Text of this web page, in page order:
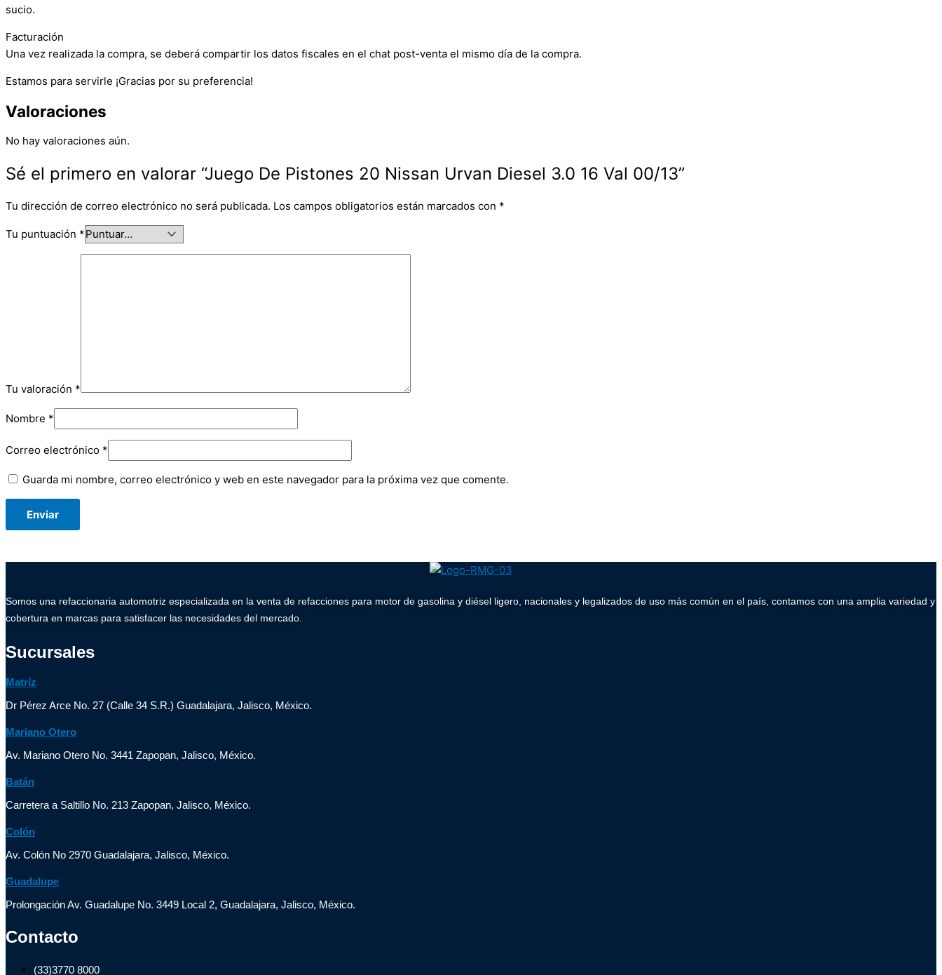
sucio.
Facturación
Una vez realizada la compra, se deberá compartir los datos fiscales en el chat post-venta el mismo día de la compra.
Estamos para servirle ¡Gracias por su preferencia!
Valoraciones
No hay valoraciones aún.
Sé el primero en valorar “Juego De Pistones 20 Nissan Urvan Diesel 3.0 16 Val 00/13”
Tu dirección de correo electrónico no será publicada. Los campos obligatorios están marcados con *
Tu puntuación *
Tu valoración *
Nombre *
Correo electrónico *
Guarda mi nombre, correo electrónico y web en este navegador para la próxima vez que comente.
Somos una refaccionaria automotriz especializada en la venta de refacciones para motor de gasolina y diésel ligero, nacionales y legalizados de uso más común en el país, contamos con una amplia variedad y
cobertura en marcas para satisfacer las necesidades del mercado.
Sucursales
Matríz
Dr Pérez Arce No. 27 (Calle 34 S.R.) Guadalajara, Jalisco, México.
Mariano Otero
Av. Mariano Otero No. 3441 Zapopan, Jalisco, México.
Batán
Carretera a Saltillo No. 213 Zapopan, Jalisco, México.
Colón
Av. Colón No 2970 Guadalajara, Jalisco, México.
Guadalupe
Prolongación Av. Guadalupe No. 3449 Local 2, Guadalajara, Jalisco, México.
Contacto
(33)3770 8000